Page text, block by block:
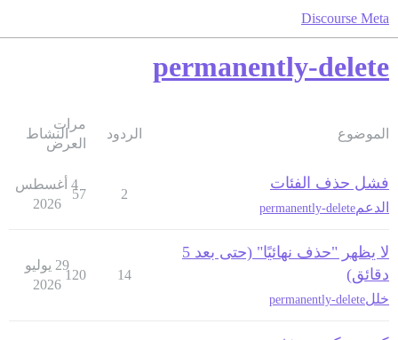
Discourse Meta
permanently-delete
الموضوع الردود
مرات
العرض
النشاط
فشل حذف الفئات
الدعمpermanently-delete
2
57
4 أغسطس
2026
لا يظهر "حذف نهائيًا" (حتى بعد 5
دقائق)
خللpermanently-delete
14
120
29 يوليو
2026